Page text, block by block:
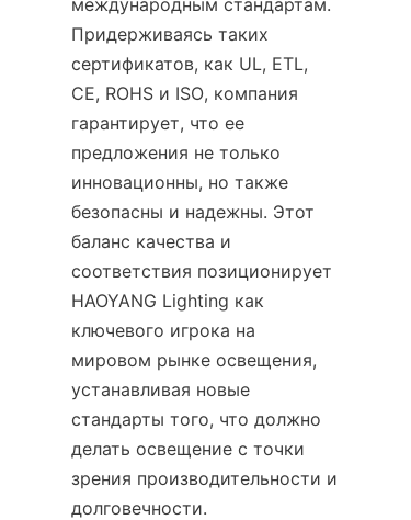
международным стандартам.
Придерживаясь таких
сертификатов, как UL, ETL,
CE, ROHS и ISO, компания
гарантирует, что ее
предложения не только
инновационны, но также
безопасны и надежны. Этот
баланс качества и
соответствия позиционирует
HAOYANG Lighting как
ключевого игрока на
мировом рынке освещения,
устанавливая новые
стандарты того, что должно
делать освещение с точки
зрения производительности и
долговечности.